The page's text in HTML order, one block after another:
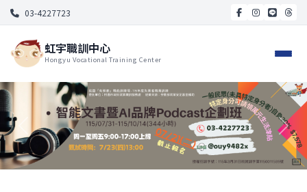
03-4227723
虹宇職訓中心
Hongyu Vocational Training Center